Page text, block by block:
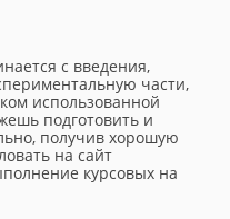
с введения,
части,
использованной
подготовить и
получив хорошую
на сайт
курсовых на